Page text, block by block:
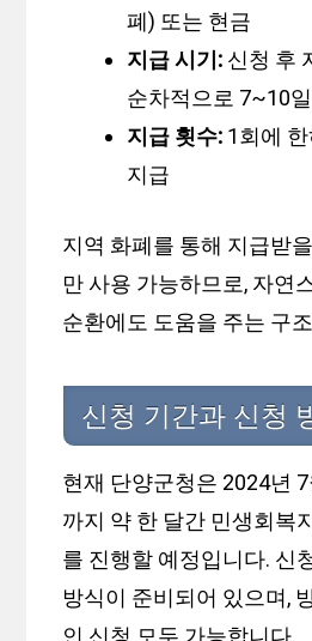
폐) 또는 현금
지급 시기: 신청 후
순차적으로 7~10
지급 횟수: 1회에
지급
지역 화폐를 통해 지급받
만 사용 가능하므로, 자연
순환에도 도움을 주는 구
신청 기간과 신청
현재 단양군청은 2024년
까지 약 한 달간 민생회복
를 진행할 예정입니다. 신
방식이 준비되어 있으며,